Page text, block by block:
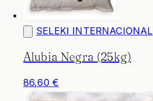
SELEKI INTERNACIONAL
Alubia Negra (25kg)
86,60 €